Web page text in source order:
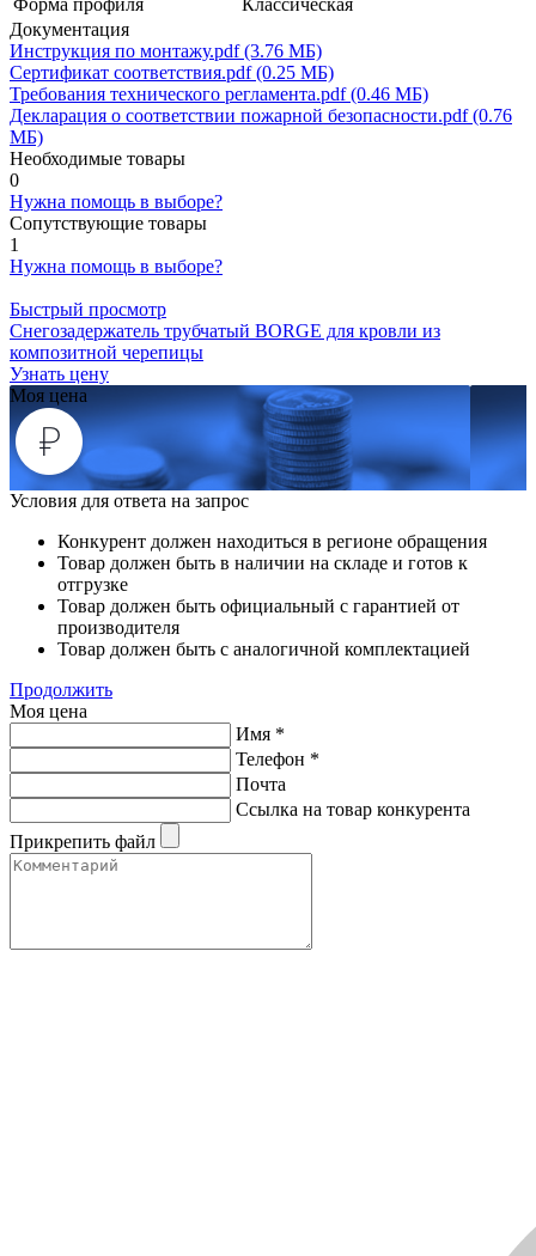
Форма профиля
Классическая
Документация
Инструкция по монтажу.pdf (3.76 МБ)
Сертификат соответствия.pdf (0.25 МБ)
Требования технического регламента.pdf (0.46 МБ)
Декларация о соответствии пожарной безопасности.pdf (0.76
МБ)
Необходимые товары
0
Нужна помощь в выборе?
Сопутствующие товары
1
Нужна помощь в выборе?
Быстрый просмотр
Снегозадержатель трубчатый BORGE для кровли из
композитной черепицы
Узнать цену
Моя цена
Условия для ответа на запрос
Конкурент должен находиться в регионе обращения
Товар должен быть в наличии на складе и готов к
отгрузке
Товар должен быть официальный с гарантией от
производителя
Товар должен быть с аналогичной комплектацией
Продолжить
Моя цена
Имя *
Телефон *
Почта
Ссылка на товар конкурента
Прикрепить файл